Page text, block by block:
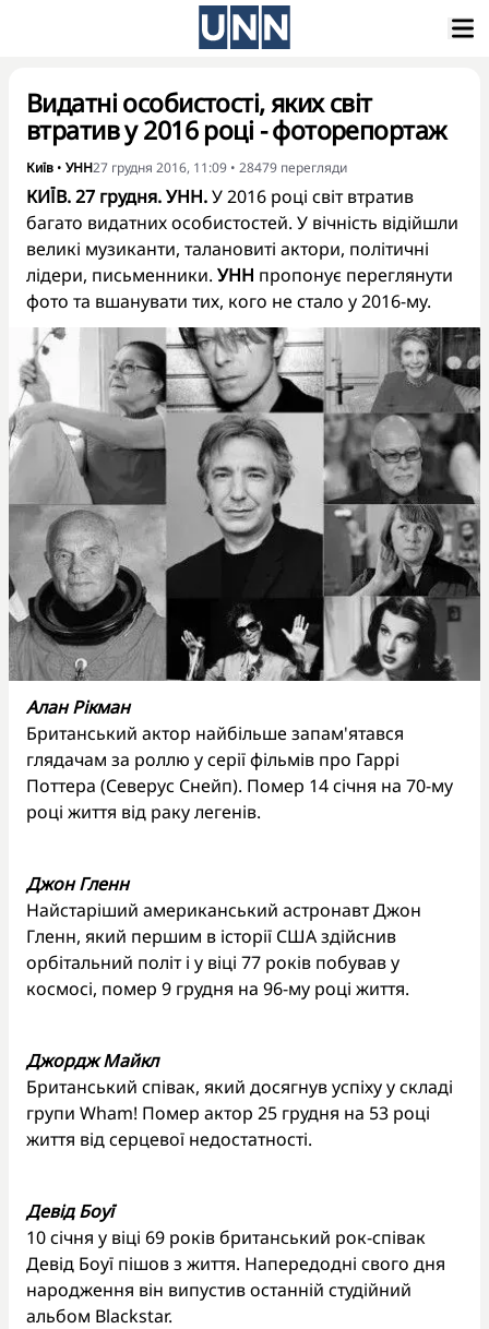
Видатні особистості, яких світ
втратив у 2016 році - фоторепортаж
Київ • УНН27 грудня 2016, 11:09 • 28479 перегляди
КИЇВ. 27 грудня. УНН.У 2016 році світ втратив
багато видатних особистостей. У вічність відійшли
великі музиканти, талановиті актори, політичні
лідери, письменники. УНН пропонує переглянути
фото та вшанувати тих, кого не стало у 2016-му.
Алан Рікман
Британський актор найбільше запам'ятався
глядачам за роллю у серії фільмів про Гаррі
Поттера (Северус Снейп). Помер 14 січня на 70-му
році життя від раку легенів.
Джон Гленн
Найстаріший американський астронавт Джон
Гленн, який першим в історії США здійснив
орбітальний політ і у віці 77 років побував у
космосі, помер 9 грудня на 96-му році життя.
Джордж Майкл
Британський співак, який досягнув успіху у складі
групи Wham! Помер актор 25 грудня на 53 році
життя від серцевої недостатності.
Девід Боуї
10 січня у віці 69 років британський рок-співак
Девід Боуї пішов з життя. Напередодні свого дня
народження він випустив останній студійний
альбом Blackstar.